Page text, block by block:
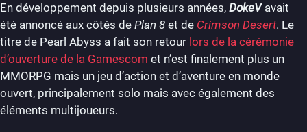
En développement depuis plusieurs années, DokeV avait
été annoncé aux côtés de Plan 8 et de Crimson Desert. Le
titre de Pearl Abyss a fait son retour lors de la cérémonie
d’ouverture de la Gamescom et n’est finalement plus un
MMORPG mais un jeu d’action et d’aventure en monde
ouvert, principalement solo mais avec également des
éléments multijoueurs.